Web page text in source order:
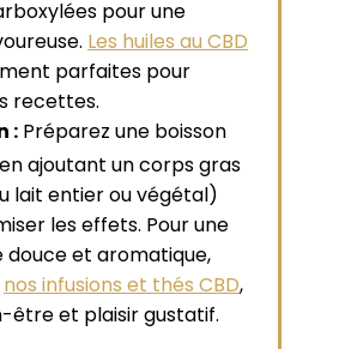
pour une
Les huiles au CBD
parfaites pour
recettes.
: Préparez une boisson
ajoutant un corps gras
lait entier ou végétal)
les effets. Pour une
et aromatique,
nos infusions et thés CBD,
être et plaisir gustatif.